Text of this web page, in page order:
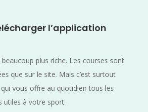
l’application
beaucoup plus riche. Les courses sont
que sur le site. Mais c’est surtout
vous offre au quotidien tous les
utiles à votre sport.